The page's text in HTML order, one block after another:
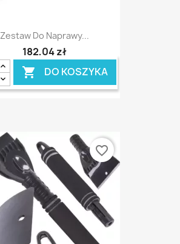
Zestaw Do Naprawy...
182,04 zł
 DO KOSZYKA
favorite_border